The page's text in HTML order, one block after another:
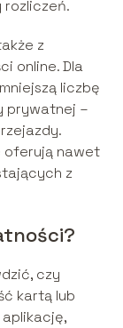
z
online. Dla
liczbę
prywatnej –
oferują nawet
z
czy
kartą lub